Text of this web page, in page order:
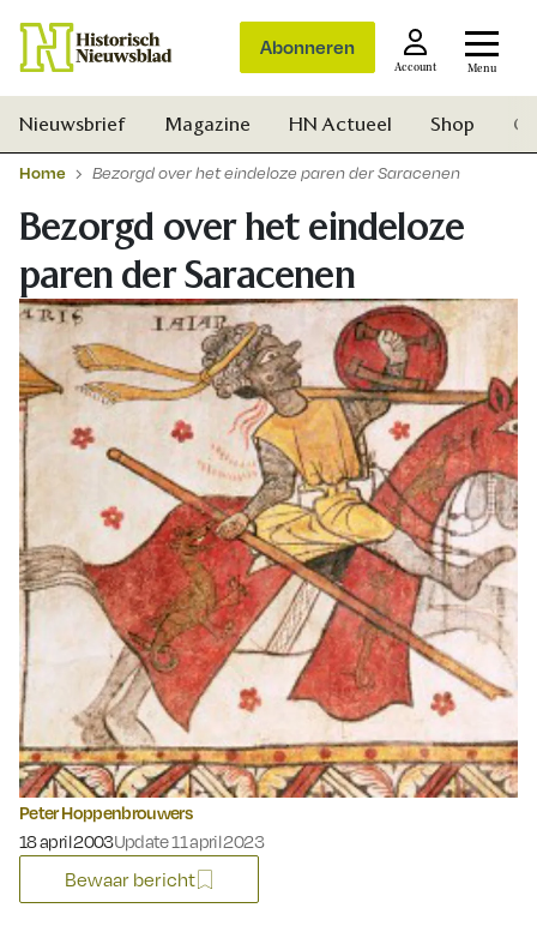
Abonneren
Account Menu
Zoek
Nieuwsbrief Magazine HN Actueel Shop
Home Bezorgd over het eindeloze paren der Saracenen
Bezorgd over het eindeloze
paren der Saracenen
Peter Hoppenbrouwers
Gepubliceerd op:
18 april 2003Update 11 april 2023
Bewaar bericht